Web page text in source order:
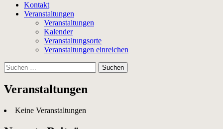
Kontakt
Veranstaltungen
Veranstaltungen
Kalender
Veranstaltungsorte
Veranstaltungen einreichen
Suchen
nach:
Veranstaltungen
Keine Veranstaltungen